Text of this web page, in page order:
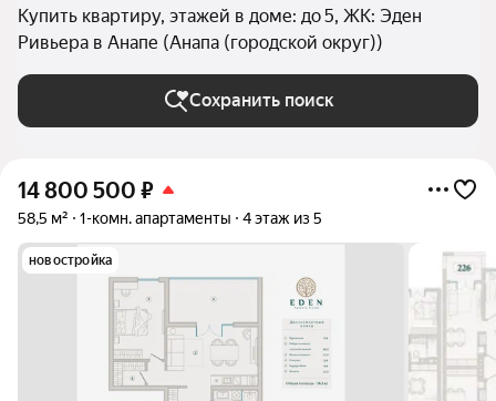
Купить квартиру, этажей в доме: до 5, ЖК: Эден
Ривьера в Анапе (Анапа (городской округ))
Сохранить поиск
14 800 500 ₽
58,5 м² 1-комн. апартаменты 4 этаж из 5
новостройка